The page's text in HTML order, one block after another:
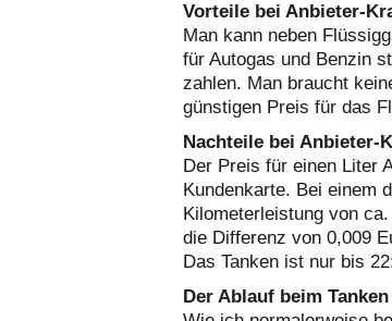
Vorteile bei Anbieter-
Man kann neben
für Autogas und Benzin
zahlen. Man braucht
günstigen Preis für das
Nachteile bei
Der Preis für einen Liter
Kundenkarte. Bei einem
Kilometerleistung von
die Differenz von 0,009
Das Tanken ist nur bis
Der Ablauf beim